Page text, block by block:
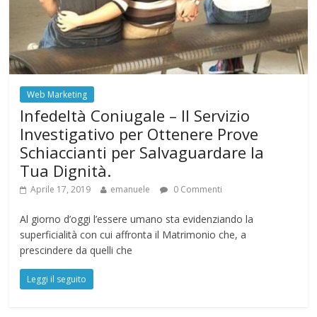
Web Marketing
Infedeltà Coniugale – Il Servizio
Investigativo per Ottenere Prove
Schiaccianti per Salvaguardare la
Tua Dignità.
Aprile 17, 2019 emanuele 0 Commenti
Al giorno d’oggi l’essere umano sta evidenziando la
superficialità con cui affronta il Matrimonio che, a
prescindere da quelli che
Leggi il seguito